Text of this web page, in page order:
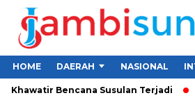
HOME DAERAH NASIONAL
Bencana Susulan Terjadi